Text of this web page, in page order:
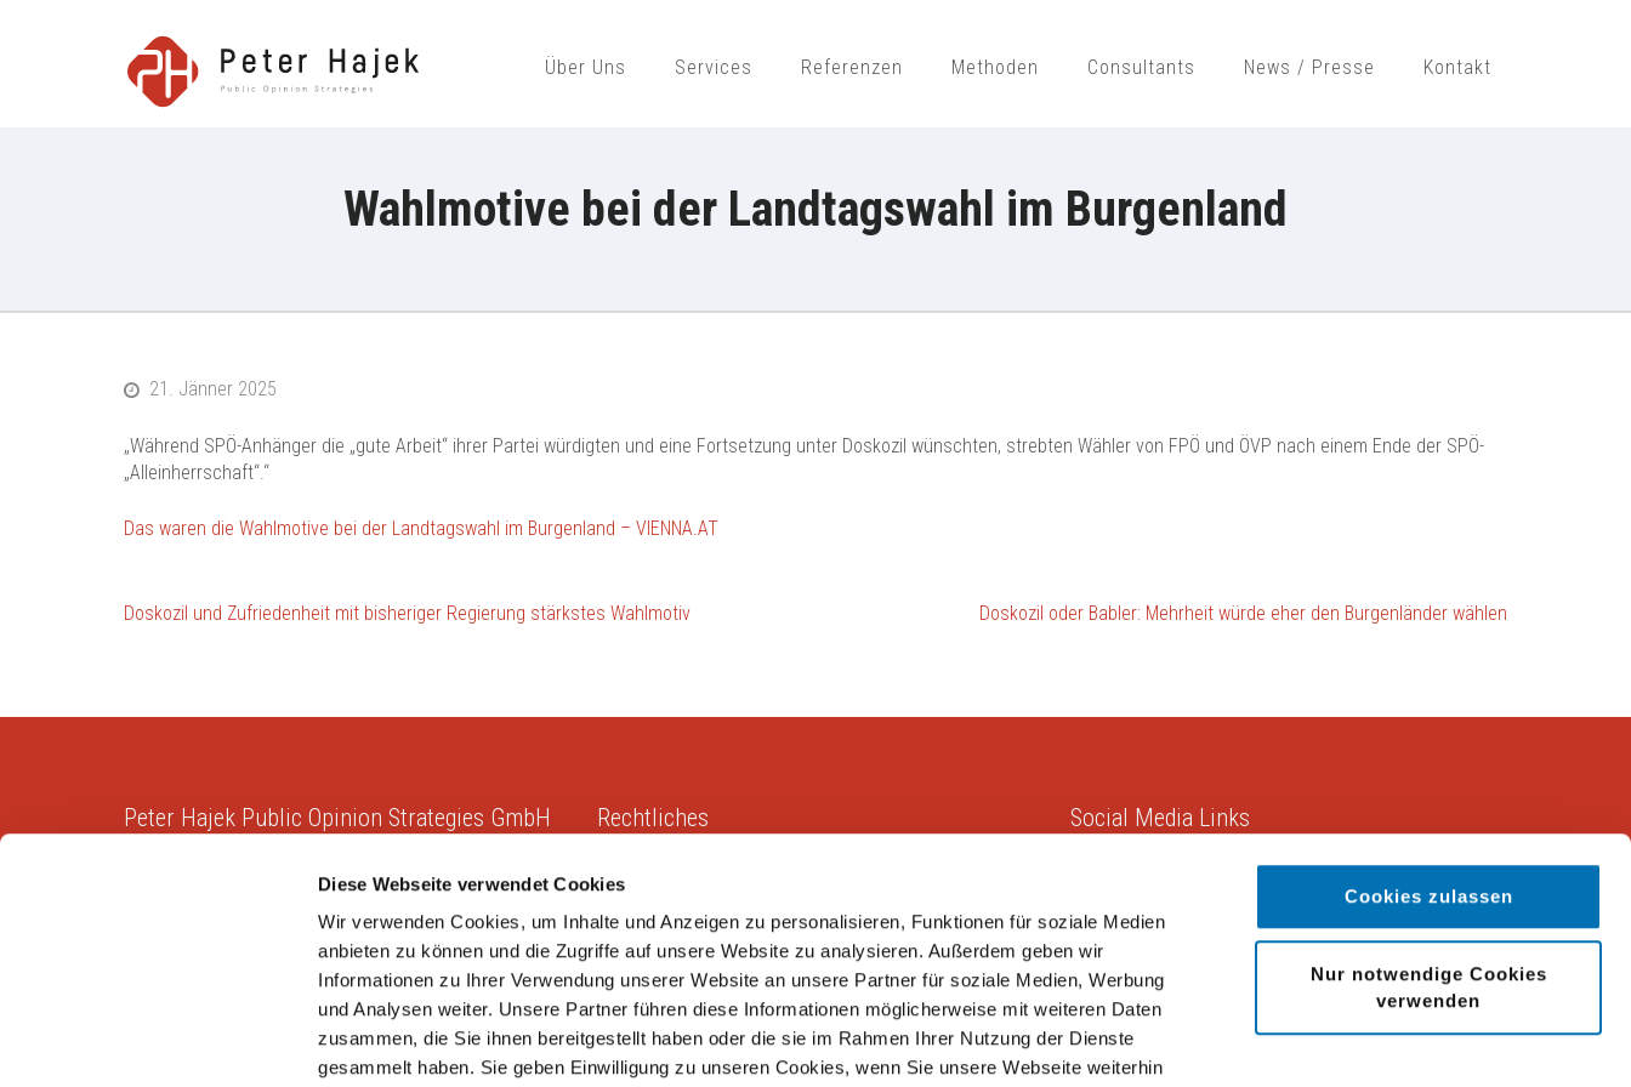
Diese Webseite verwendet Cookies
Wir verwenden Cookies, um Inhalte und Anzeigen zu personalisieren, Funktionen für soziale Medien
anbieten zu können und die Zugriffe auf unsere Website zu analysieren. Außerdem geben wir
Informationen zu Ihrer Verwendung unserer Website an unsere Partner für soziale Medien, Werbung
und Analysen weiter. Unsere Partner führen diese Informationen möglicherweise mit weiteren Daten
zusammen, die Sie ihnen bereitgestellt haben oder die sie im Rahmen Ihrer Nutzung der Dienste
gesammelt haben. Sie geben Einwilligung zu unseren Cookies, wenn Sie unsere Webseite weiterhin
Cookies zulassen
Nur notwendige Cookies
verwenden
Peter Hajek Public Opinion Strategies GmbH
Über Uns Services Referenzen Methoden Consultants News / Presse Kontakt
Wahlmotive bei der Landtagswahl im Burgenland
21. Jänner 2025
„Während SPÖ-Anhänger die „gute Arbeit“ ihrer Partei würdigten und eine Fortsetzung unter Doskozil wünschten, strebten Wähler von FPÖ und ÖVP nach einem Ende der SPÖ-
„Alleinherrschaft“.“
Das waren die Wahlmotive bei der Landtagswahl im Burgenland – VIENNA.AT
Beitragsnavigation
Doskozil und Zufriedenheit mit bisheriger Regierung stärkstes Wahlmotiv Doskozil oder Babler: Mehrheit würde eher den Burgenländer wählen
Peter Hajek Public Opinion Strategies GmbH
Peter Hajek Public Opinion Strategies bietet fundierte
Markt- und Meinungsforschung für Politik, Wirtschaft
und Non-Profit-Organisationen.
Rechtliches
Impressum
Datenschutz
Social Media Links
Peter Hajek Public Opinion Strategies GmbH.